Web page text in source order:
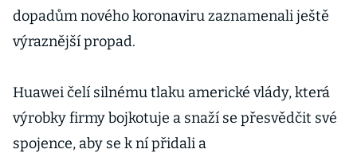
dopadům nového koronaviru zaznamenali ještě
výraznější propad.
Huawei čelí silnému tlaku americké vlády, která
výrobky firmy bojkotuje a snaží se přesvědčit své
spojence, aby se k ní přidali a